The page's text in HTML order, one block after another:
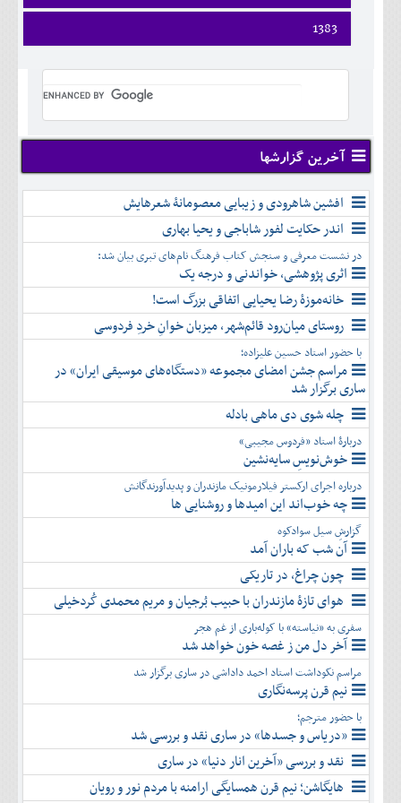
اسفند
دی
بهمن
آبان
آذر
دی
بهمن
شهريور
مهر
آبان
آذر
تير
مرداد
شهريور
مهر
دی
بهمن
اسفند
ارديبهشت
خرداد
تير
مرداد
آبان
آذر
دی
بهمن
اسفند
فروردين
ارديبهشت
خرداد
شهريور
مهر
آبان
آذر
دی
بهمن
اسفند
1383
فروردين
تير
مرداد
شهريور
مهر
آبان
آذر
دی
بهمن
اسفند
آخرین گزارشها
افشین شاهرودی و زیبایی معصومانۀ شعرهایش
اندر حکایت لفور شاباجی و یحیا بهاری
در نشست معرفی و سنجش کتاب فرهنگ نام‌های تبری بیان شد:
اثری پژوهشی، خواندنی و درجه یک
خانه‌موزۀ رضا یحیایی اتفاقی بزرگ است!
روستای میان‌رود قائم‌شهر، میزبان خوانِ خردِ فردوسی
با حضور استاد حسین علیزاده؛
مراسم جشن امضای مجموعه «دستگاه‌های موسیقی ایران» در
ساری برگزار شد
چله شوی دی ماهی بادله
دربارۀ استاد «فردوس مجیبی»
خوش‌نویسِ سایه‌نشین
درباره اجرای ارکستر فیلارمونیک مازندران و پدیدآورندگانش
چه خوب‌اند این امیدها و روشنایی ها
گزارشِ سیل سوادکوه
آن شب که باران آمد
چون چراغ، در تاریکی
هوای تازۀ مازندران با حبیب بُرجیان و مریم محمدی کُردخیلی
سفری به «نیاسته» با کوله‌باری از غم هجر
آخر دل من ز غصه خون خواهد شد
مراسم نکوداشت استاد احمد داداشی در ساری برگزار شد
نیم قرن پرسه‌نگاری
با حضور مترجم؛
«دریاس و جسدها» در ساری نقد و بررسی شد
نقد و بررسی «آخرین انار دنیا» در ساری
هایگاشن؛ نیم قرن همسایگی ارامنه با مردم نور و رویان